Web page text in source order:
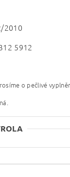
2010
5912
o pečlivé